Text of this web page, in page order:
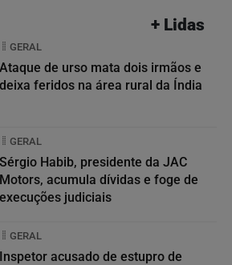
+ Lidas
GERAL
Ataque de urso mata dois irmãos e
deixa feridos na área rural da Índia
GERAL
Sérgio Habib, presidente da JAC
Motors, acumula dívidas e foge de
execuções judiciais
GERAL
Inspetor acusado de estupro de